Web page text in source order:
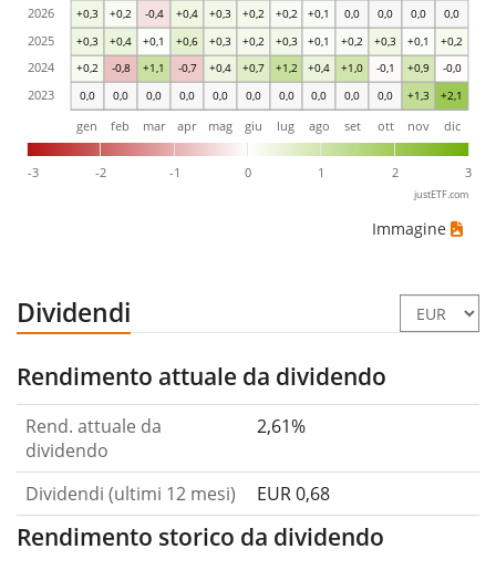
0,0 0,0 0,0 0,0 0,0 0,0 0,0 0,0 0,0 0,0 +1,3 +2,1
+0,2 -0,8 +1,1 -0,7 +0,4 +0,7 +1,2 +0,4 +1,0 -0,1 +0,9 -0,0
+0,3 +0,4 +0,1 +0,6 +0,3 +0,2 +0,3 +0,1 +0,2 +0,3 +0,1 +0,2
+0,3 +0,2 -0,4 +0,4 +0,3 +0,2 +0,2 +0,1 0,0 0,0 0,0 0,0
-3 -2 -1 0 1 2 3
gen feb mar apr mag giu lug ago set ott nov dic
2023
2024
2025
2026
justETF.com
Immagine
Dividendi
Rendimento attuale da dividendo
Rend. attuale da
dividendo
2,61%
Dividendi (ultimi 12 mesi) EUR 0,68
Rendimento storico da dividendo